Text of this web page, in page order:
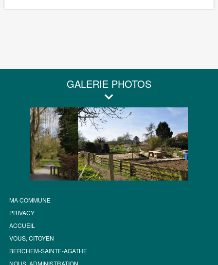
GALERIE PHOTOS
MA COMMUNE
PRIVACY
ACCUEIL
VOUS, CITOYEN
BERCHEM-SAINTE-AGATHE
NOUS, ADMINISTRATION